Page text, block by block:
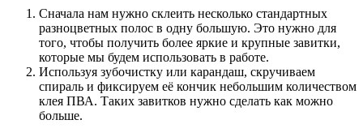
Сначала нам нужно склеить несколько стандартных
разноцветных полос в одну большую. Это нужно для
того, чтобы получить более яркие и крупные завитки,
которые мы будем использовать в работе.
Используя зубочистку или карандаш, скручиваем
спираль и фиксируем её кончик небольшим количеством
клея ПВА. Таких завитков нужно сделать как можно
больше.